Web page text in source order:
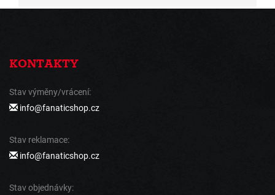
KONTAKTY
Stav výměny/vrácení:
info@fanaticshop.cz
Stav reklamace:
info@fanaticshop.cz
Stav objednávky: